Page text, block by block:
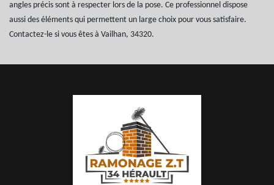
angles précis sont à respecter lors de la pose. Ce professionnel dispose
aussi des éléments qui permettent un large choix pour vous satisfaire.
Contactez-le si vous êtes à Vailhan, 34320.